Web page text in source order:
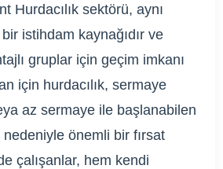
Hurdacılık sektörü, aynı
istihdam kaynağıdır ve
gruplar için geçim imkanı
için hurdacılık, sermaye
az sermaye ile başlanabilen
nedeniyle önemli bir fırsat
çalışanlar, hem kendi